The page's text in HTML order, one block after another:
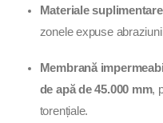
Materiale
zonele expuse
Membrană
de apă de 45.000 mm,
torențiale.